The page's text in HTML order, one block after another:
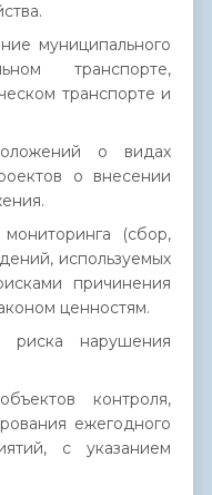
муниципального
транспорте,
транспорте и
о видах
о внесении
(сбор,
используемых
причинения
ценностям.
риска нарушения
контроля,
ежегодного
с указанием